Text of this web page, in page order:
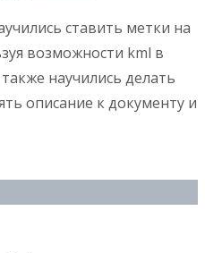
ставить метки на
возможности kml в
научились делать
описание к документу и